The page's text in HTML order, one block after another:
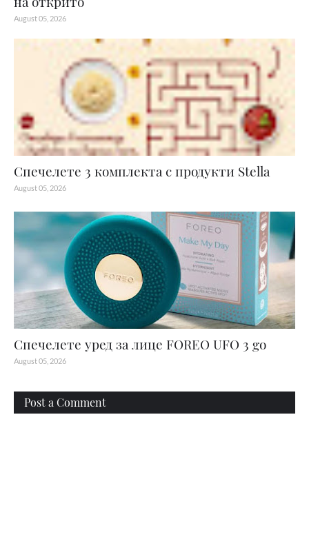
August 05, 2026
Спечелете 3 комплекта с продукти Stella
August 05, 2026
Спечелете уред за лице FOREO UFO 3 go
August 05, 2026
Post a Comment